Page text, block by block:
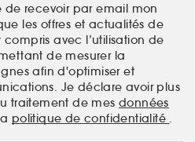
de recevoir par email mon
les offres et actualités de
avec l’utilisation de
de mesurer la
afin d'optimiser et
Je déclare avoir plus
traitement de mes données
politique de confidentialité .